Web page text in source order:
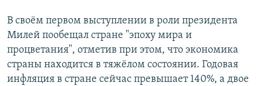
В своём первом выступлении в роли президента
Милей пообещал стране "эпоху мира и
процветания", отметив при этом, что экономика
страны находится в тяжёлом состоянии. Годовая
инфляция в стране сейчас превышает 140%, а двое